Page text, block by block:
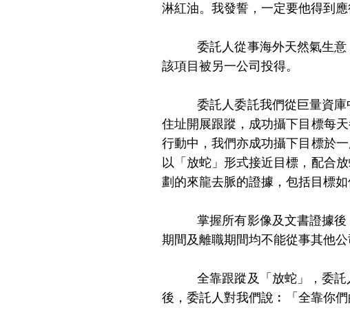
淋紅油。我發誓，一定要他得到
委託人從事海外天然氣生意，
該項目被另一公司投得。
委託人委託我們從巨量資庫中
住址開展跟蹤，成功攝下目標每
行動中，我們亦成功攝下目標於
以「放蛇」形式接近目標，配合
劃的來龍去脈的證據，包括目標
掌握所有影像及文書證據後，
期間及離職期間均不能從事其他公
全靠跟蹤及「放蛇」，委託人
後，委託人對我們說︰「全靠你